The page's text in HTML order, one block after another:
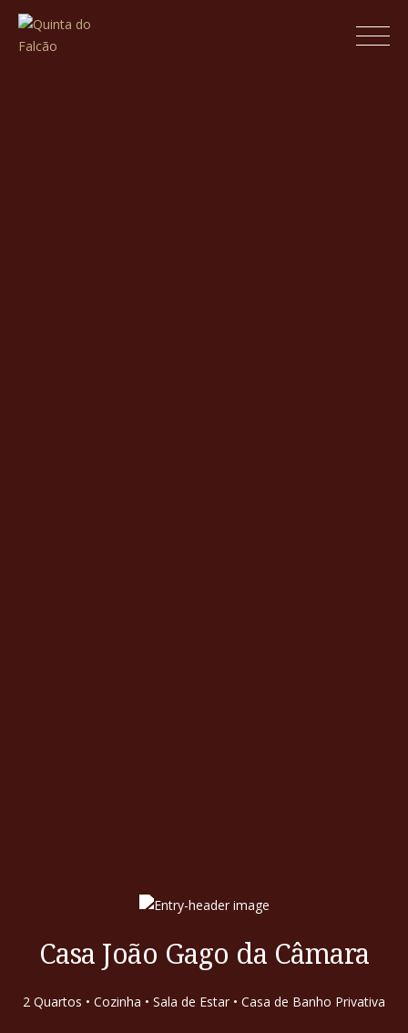
Skip
content
Casa João Gago da Câmara
2 Quartos • Cozinha • Sala de Estar • Casa de Banho Privativa